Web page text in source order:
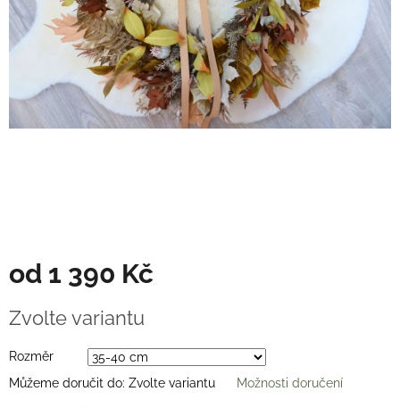
Věnce
na
stůl
Hodnocení
obchodu
Vše
mně
od 1 390 Kč
cena:
Zvolte variantu
Rozměr
Můžeme doručit do: Zvolte variantu Možnosti doručení